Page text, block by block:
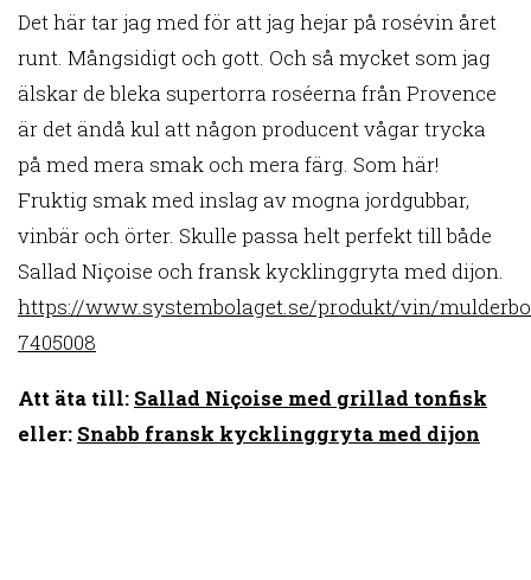
Det här tar jag med för att jag hejar på rosévin året
runt. Mångsidigt och gott. Och så mycket som jag
älskar de bleka supertorra roséerna från Provence
är det ändå kul att någon producent vågar trycka
på med mera smak och mera färg. Som här!
Fruktig smak med inslag av mogna jordgubbar,
vinbär och örter. Skulle passa helt perfekt till både
Sallad Niçoise och fransk kycklinggryta med dijon.
https://www.systembolaget.se/produkt/vin/
7405008
Att äta till: Sallad Niçoise med grillad tonfisk
eller: Snabb fransk kycklinggryta med dijon